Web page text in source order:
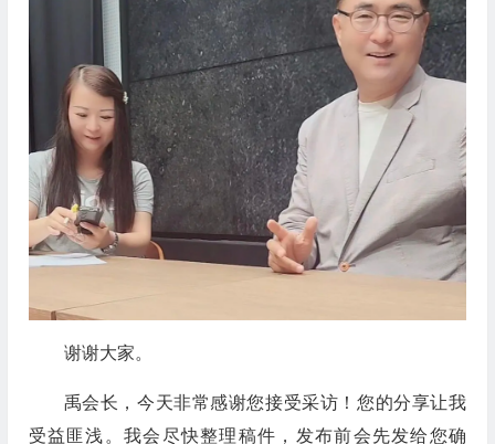
谢谢大家。
禹会长，今天非常感谢您接受采访！您的分享让我
受益匪浅。我会尽快整理稿件，发布前会先发给您确